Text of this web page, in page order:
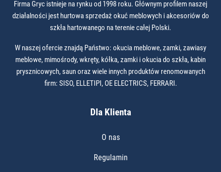
Firma Gryc istnieje na rynku od 1998 roku. Głównym profilem naszej
działalności jest hurtowa sprzedaż okuć meblowych i akcesoriów do
szkła hartowanego na terenie całej Polski.
W naszej ofercie znajdą Państwo: okucia meblowe, zamki, zawiasy
meblowe, mimośrody, wkręty, kółka, zamki i okucia do szkła, kabin
prysznicowych, saun oraz wiele innych produktów renomowanych
firm: SISO, ELLETIPI, OE ELECTRICS, FERRARI.
Dla Klienta
O nas
Regulamin